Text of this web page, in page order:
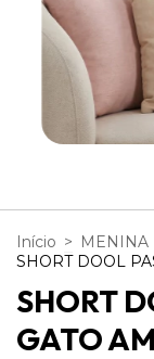
Início > MENINA
SHORT DOOL
SHORT
GATO